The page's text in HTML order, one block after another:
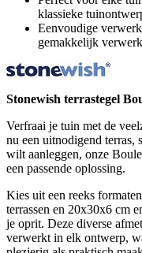
klassieke
Eenvoudige
gemakkelijk
Stonewish terrastegel
Verfraai je tuin met de
nu een uitnodigend terras,
wilt aanleggen, onze
een passende oplossing.
Kies uit een reeks
terrassen en 20x30x6 cm
je oprit. Deze diverse
verwerkt in elk ontwerp,